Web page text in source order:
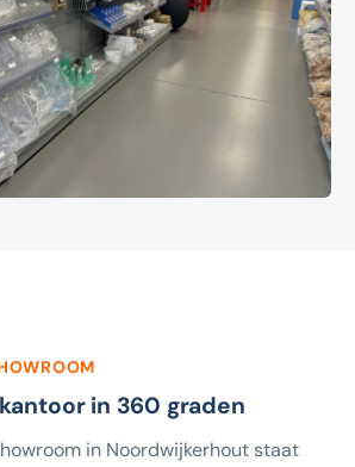
in 360 graden
in Noordwijkerhout staat